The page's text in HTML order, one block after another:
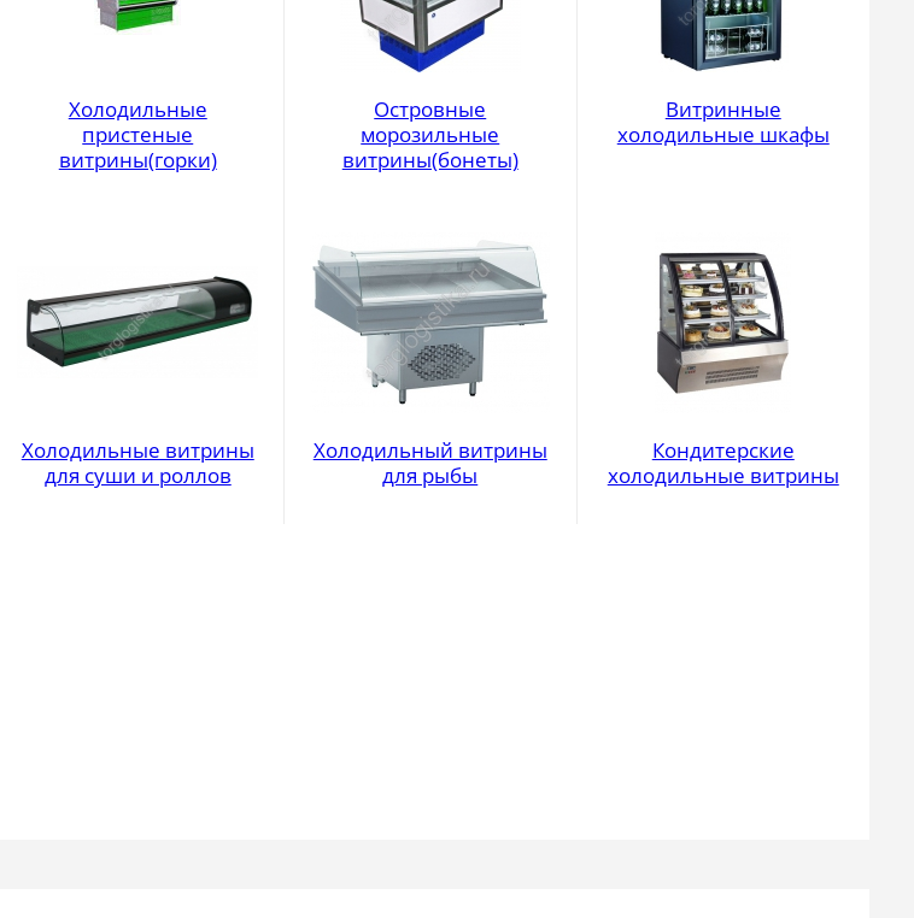
Холодильные
пристеные
витрины(горки)
Островные
морозильные
витрины(бонеты)
Витринные
холодильные шкафы
Холодильные витрины
для суши и роллов
Холодильный витрины
для рыбы
Кондитерские
холодильные витрины